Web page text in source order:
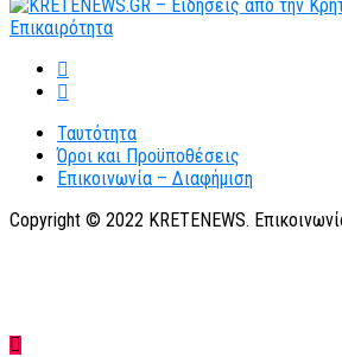
Ταυτότητα
Όροι και Προϋποθέσεις
Επικοινωνία – Διαφήμιση
Copyright © 2022 KRETENEWS.